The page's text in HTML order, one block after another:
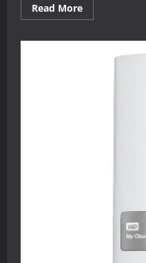
Read MoreRead
more